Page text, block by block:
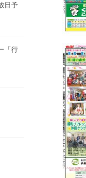
日予
「行